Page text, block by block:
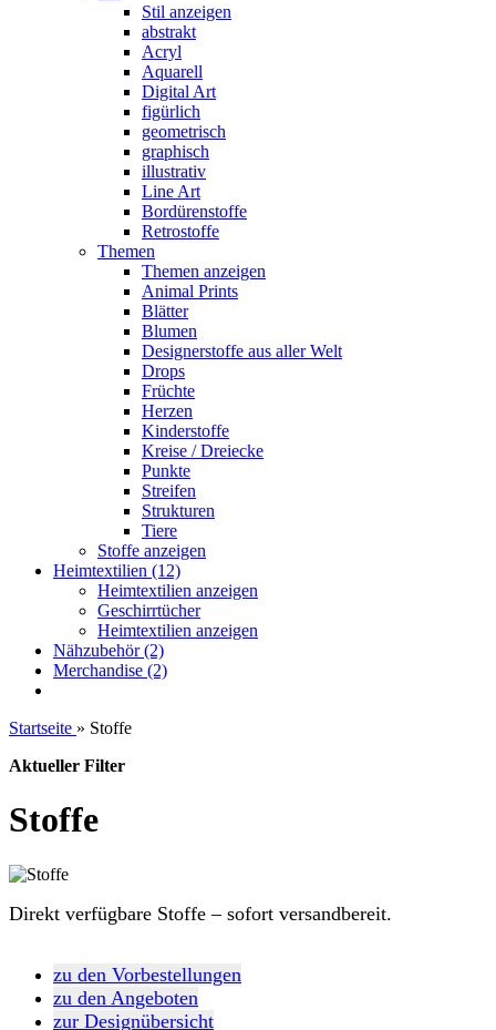
Stil anzeigen
abstrakt
Acryl
Aquarell
Digital Art
figürlich
geometrisch
graphisch
illustrativ
Line Art
Bordürenstoffe
Retrostoffe
Themen
Themen anzeigen
Animal Prints
Blätter
Blumen
Designerstoffe aus aller Welt
Drops
Früchte
Herzen
Kinderstoffe
Kreise / Dreiecke
Punkte
Streifen
Strukturen
Tiere
Stoffe anzeigen
Heimtextilien (12)
Heimtextilien anzeigen
Geschirrtücher
Heimtextilien anzeigen
Nähzubehör (2)
Merchandise (2)
Startseite » Stoffe
Aktueller Filter
Stoffe
Direkt verfügbare Stoffe – sofort versandbereit.
zu den Vorbestellungen
zu den Angeboten
zur Designübersicht